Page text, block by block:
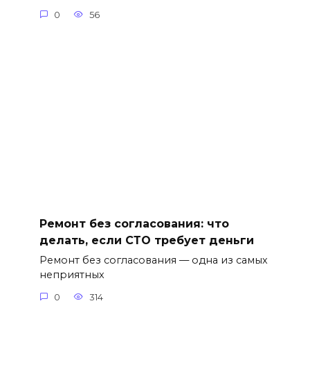
0 56
Ремонт без согласования: что
делать, если СТО требует деньги
Ремонт без согласования — одна из самых
неприятных
0 314